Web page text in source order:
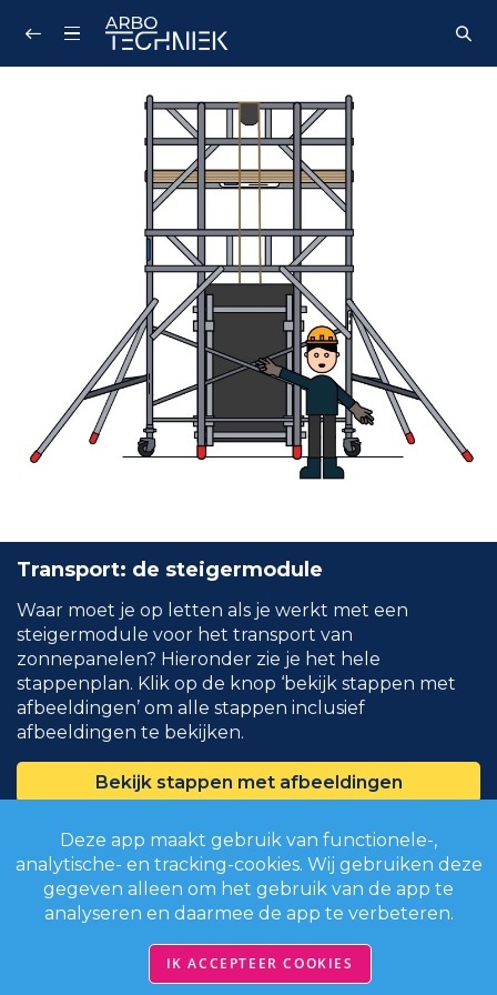
Zoeken...
Transport: de steigermodule
Waar moet je op letten als je werkt met een
steigermodule voor het transport van
zonnepanelen? Hieronder zie je het hele
stappenplan. Klik op de knop ‘bekijk stappen met
afbeeldingen’ om alle stappen inclusief
afbeeldingen te bekijken.
Bekijk stappen met afbeeldingen
Bouw de steigermodule op conform de
instructies van de fabrikant.
Bouw altijd met tenminste 2 personen op en
af. Zet het werkgebied af voor
voorbijgangers en verkeer.
Deze app maakt gebruik van functionele-,
analytische- en tracking-cookies. Wij gebruiken deze
gegeven alleen om het gebruik van de app te
analyseren en daarmee de app te verbeteren.
IK ACCEPTEER COOKIES